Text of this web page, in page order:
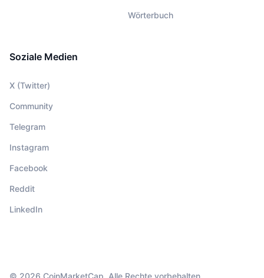
Wörterbuch
Soziale Medien
X (Twitter)
Community
Telegram
Instagram
Facebook
Reddit
LinkedIn
© 2026 CoinMarketCap. Alle Rechte vorbehalten